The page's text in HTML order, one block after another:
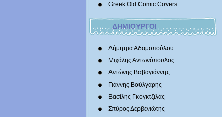
Greek Old Comic Covers
ΔΗΜΙΟΥΡΓΟΙ
Δήμητρα Αδαμοπούλου
Μιχάλης Αντωνόπουλος
Αντώνης Βαβαγιάννης
Γιάννης Βούλγαρης
Βασίλης Γκογκτζιλάς
Σπύρος Δερβενιώτης